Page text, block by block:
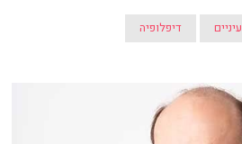
עיניים דיפלופיה